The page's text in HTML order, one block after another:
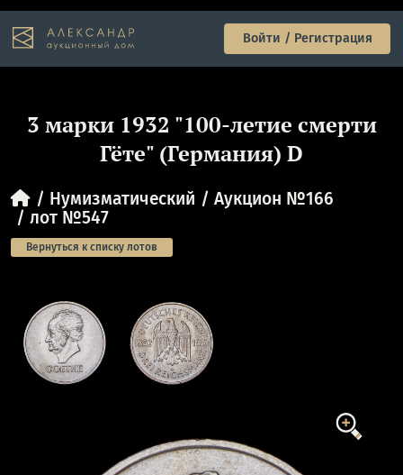
Войти / Регистрация
3 марки 1932 "100-летие смерти
Гёте" (Германия) D
Нумизматический
Аукцион №166
лот №547
Вернуться к списку лотов